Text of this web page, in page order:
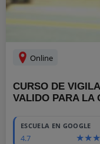
Online
CURSO DE
VALIDO PARA LA
ESCUELA EN GOOGLE
4.7